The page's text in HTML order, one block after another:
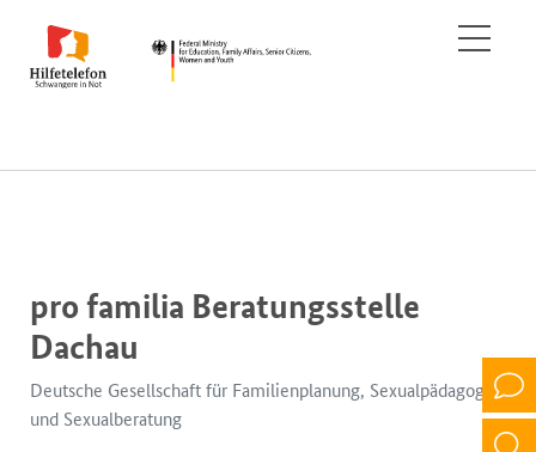
pro familia Beratungsstelle
Dachau
Deutsche Gesellschaft für Familienplanung, Sexualpädagogik
und Sexualberatung